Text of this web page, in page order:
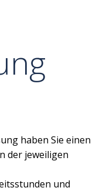
haben Sie einen
der jeweiligen
und